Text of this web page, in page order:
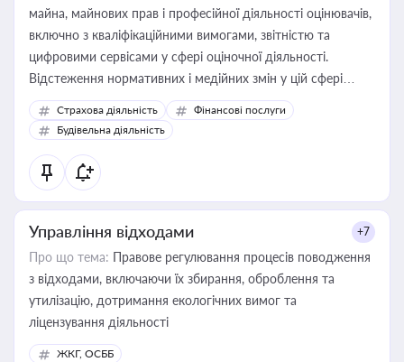
майна, майнових прав і професійної діяльності оцінювачів,
включно з кваліфікаційними вимогами, звітністю та
цифровими сервісами у сфері оціночної діяльності.
Відстеження нормативних і медійних змін у цій сфері
корисне для власника бізнесу, керівника, юриста або
бухгалтера під час оподаткування, приватизації, оренди
державного майна, корпоративних угод і перевірки
статусу суб'єктів оціночної діяльності
Страхова діяльність
Фінансові послуги
Будівельна діяльність
Управління відходами +7
Про що тема: Правове регулювання процесів поводження
з відходами, включаючи їх збирання, оброблення та
утилізацію, дотримання екологічних вимог та
ліцензування діяльності
ЖКГ, ОСББ